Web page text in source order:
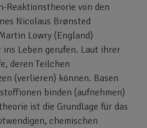
Reaktionstheorie von den
Nicolaus Brønsted
Lowry (England)
ins Leben gerufen. Laut ihrer
deren Teilchen
(verlieren) können. Basen
binden (aufnehmen)
ist die Grundlage für das
chemischen